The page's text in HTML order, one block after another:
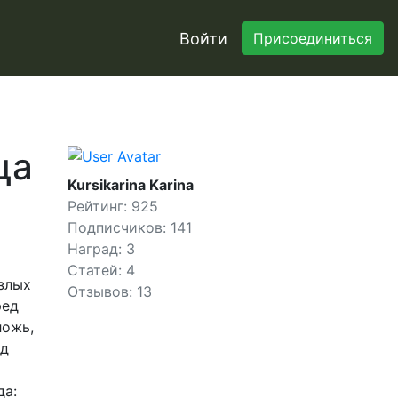
Войти Присоединиться
Kursikarina Karina
Рейтинг: 925
Подписчиков: 141
Наград: 3
Статей: 4
Отзывов: 13